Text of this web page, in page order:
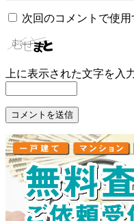
次回のコメントで使
上に表示された文字を入